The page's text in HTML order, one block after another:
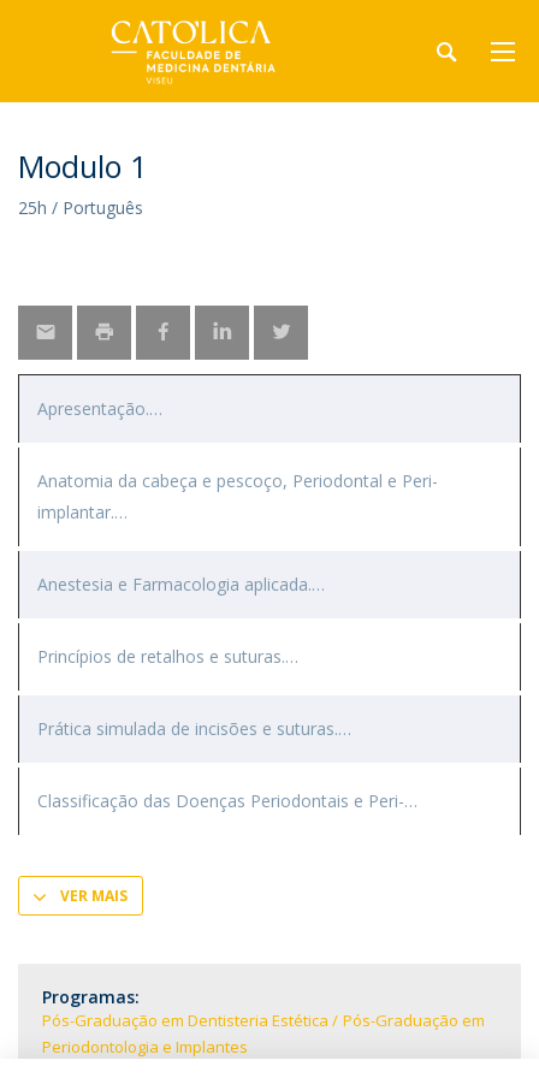
Modulo 1
25h / Português
Apresentação.
Anatomia da cabeça e pescoço, Periodontal e Peri-
implantar.
Anestesia e Farmacologia aplicada.
Princípios de retalhos e suturas.
Prática simulada de incisões e suturas.
Classificação das Doenças Periodontais e Peri-
VER MAIS
Programas:
Pós-Graduação em Dentisteria Estética
Pós-Graduação em
Periodontologia e Implantes